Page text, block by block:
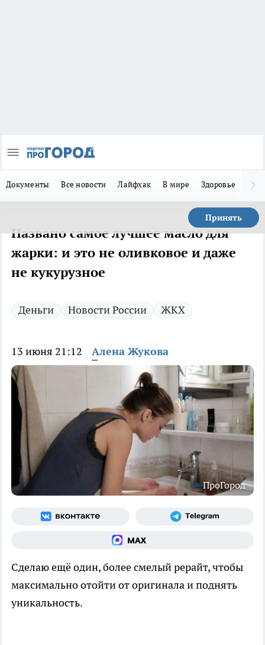
Документы Все новости Лайфхак В мире Здоровье
Принять
Названо самое лучшее масло для
жарки: и это не оливковое и даже
не кукурузное
Деньги Новости России ЖКХ
13 июня 21:12 Алена Жукова
ПроГород
Сделаю ещё один, более смелый рерайт, чтобы
максимально отойти от оригинала и поднять
уникальность.